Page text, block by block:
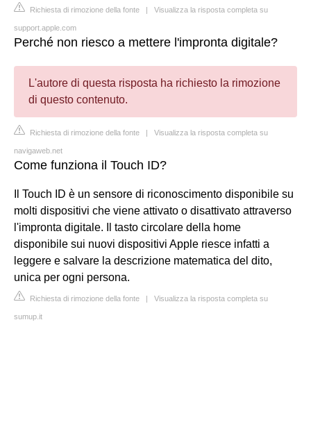
Richiesta di rimozione della fonte | Visualizza la risposta completa su
support.apple.com
Perché non riesco a mettere l'impronta digitale?
L'autore di questa risposta ha richiesto la rimozione
di questo contenuto.
Richiesta di rimozione della fonte | Visualizza la risposta completa su
navigaweb.net
Come funziona il Touch ID?
Il Touch ID è un sensore di riconoscimento disponibile su
molti dispositivi che viene attivato o disattivato attraverso
l'impronta digitale. Il tasto circolare della home
disponibile sui nuovi dispositivi Apple riesce infatti a
leggere e salvare la descrizione matematica del dito,
unica per ogni persona.
Richiesta di rimozione della fonte | Visualizza la risposta completa su
sumup.it